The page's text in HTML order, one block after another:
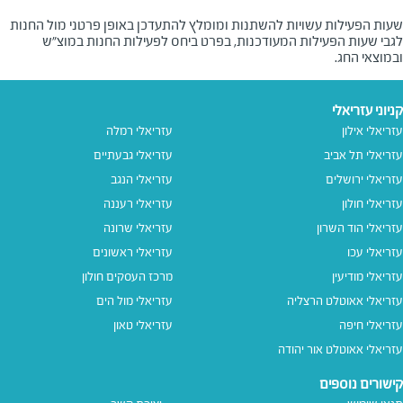
שעות הפעילות עשויות להשתנות ומומלץ להתעדכן באופן פרטני מול החנות
לגבי שעות הפעילות המעודכנות, בפרט ביחס לפעילות החנות במוצ"ש
ובמוצאי החג.
קניוני עזריאלי
עזריאלי אילון
עזריאלי תל אביב
עזריאלי ירושלים
עזריאלי חולון
עזריאלי הוד השרון
עזריאלי עכו
עזריאלי מודיעין
עזריאלי אאוטלט הרצליה
עזריאלי חיפה
עזריאלי אאוטלט אור יהודה
עזריאלי רמלה
עזריאלי גבעתיים
עזריאלי הנגב
עזריאלי רעננה
עזריאלי שרונה
עזריאלי ראשונים
מרכז העסקים חולון
עזריאלי מול הים
עזריאלי טאון
קישורים נוספים